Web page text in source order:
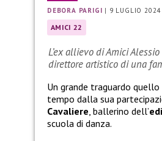
DEBORA PARIGI | 9 LUGLIO 2024
AMICI 22
L’ex allievo di Amici
direttore artistico di una
Un grande traguardo
tempo dalla sua
Cavaliere, ballerino dell’
scuola di danza.